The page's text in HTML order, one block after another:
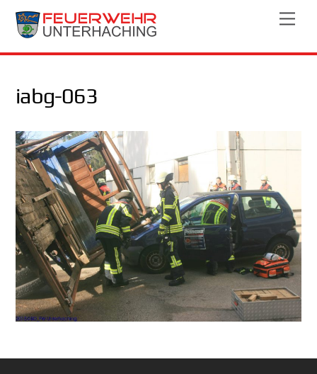
Skip
iabg-063